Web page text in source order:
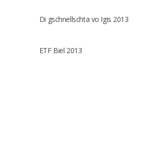
Di gschnellschta vo Igis 2013
ETF Biel 2013